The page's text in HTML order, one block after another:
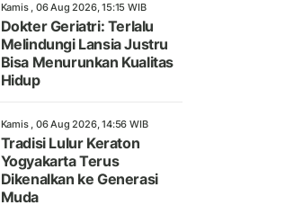
Kamis , 06 Aug 2026, 15:15 WIB
Dokter Geriatri: Terlalu
Melindungi Lansia Justru
Bisa Menurunkan Kualitas
Hidup
Kamis , 06 Aug 2026, 14:56 WIB
Tradisi Lulur Keraton
Yogyakarta Terus
Dikenalkan ke Generasi
Muda